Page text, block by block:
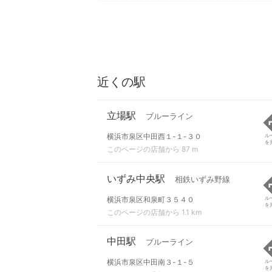
近くの駅
立場駅 ブルーライン
横浜市泉区中田西１-１-３０
このページの店舗から 87 m
ル
を
いずみ中央駅 相鉄いずみ野線
横浜市泉区和泉町３５４０
このページの店舗から 1.1 km
ル
を
中田駅 ブルーライン
横浜市泉区中田南３-１-５
ル
を